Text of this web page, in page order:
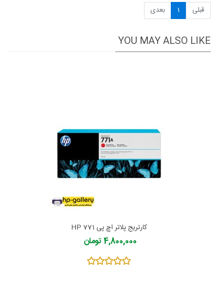
قبلی 1 بعدی
YOU MAY ALSO LIKE
کارتریج پلاتر اچ پی 771 HP
4,800,000 تومان